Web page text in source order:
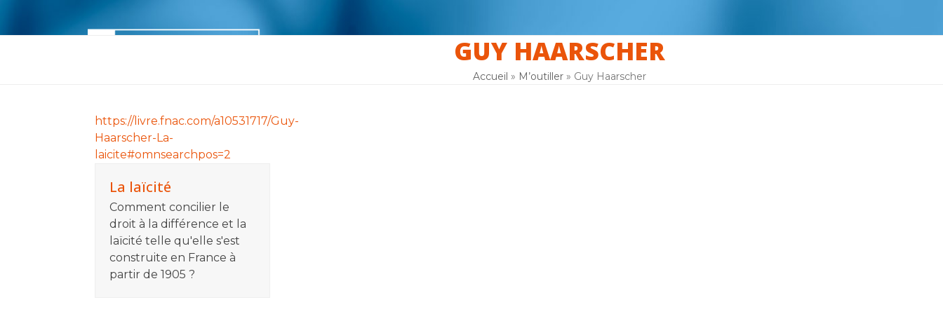
F.A.Q Inscription
GUY HAARSCHER
Accueil » M’outiller» Guy Haarscher
https://livre.fnac.com/a10531717/Guy-
Haarscher-La-
laicite#omnsearchpos=2
La laïcité
Comment concilier le
droit à la différence et la
laïcité telle qu'elle s'est
construite en France à
partir de 1905 ?